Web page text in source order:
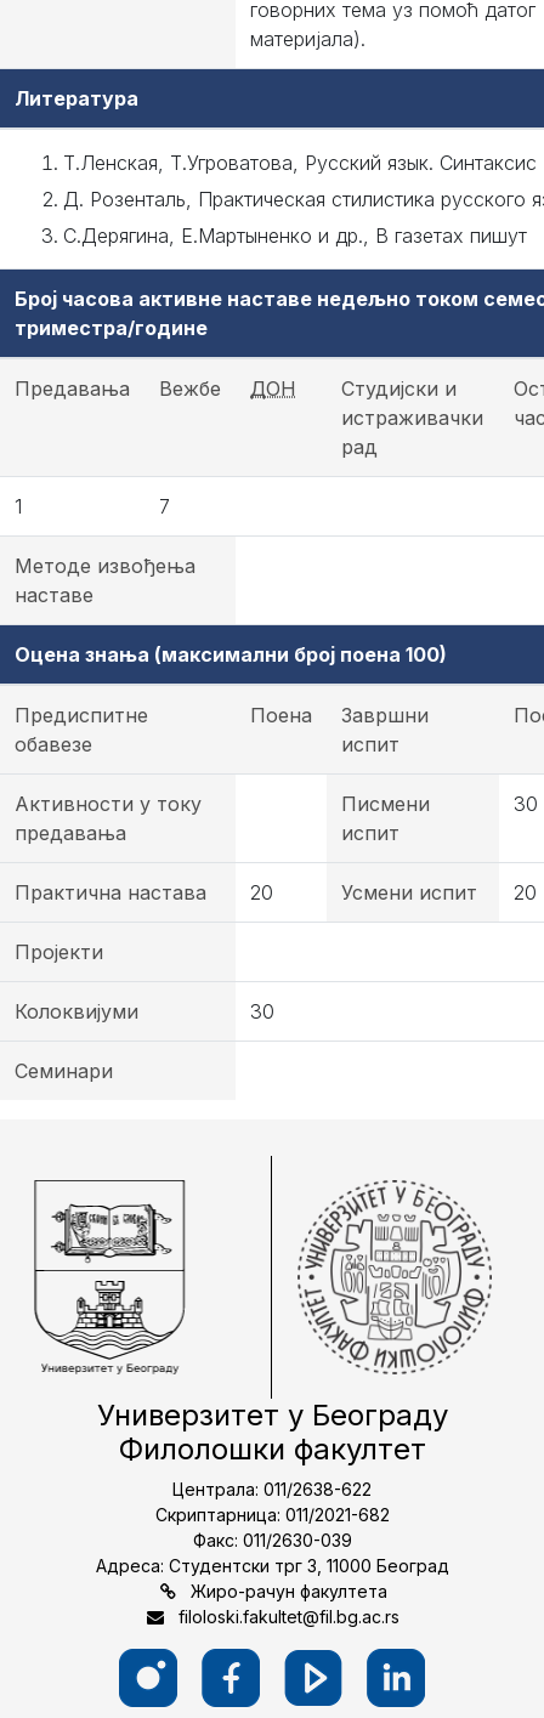
говорних тема уз помоћ датог
материјала).
Литература
Т.Ленская, Т.Угроватова, Русский язык. Синтаксис
Д. Розенталь, Практическая стилистика русского
С.Дерягина, Е.Мартыненко и др., В газетах пишут
Број часова активне наставе недељно током
триместра/године
Предавања Вежбе ДОН
Студијски и
истраживачки
рад
1 7
Методе извођења
наставе
Оцена знања (максимални број поена 100)
Предиспитне
обавезе
Поена
Завршни
испит
Активности у току
предавања
Писмени
испит
30
Практична настава 20 Усмени испит 20
Пројекти
Колоквијуми 30
Семинари
Универзитет у Београду
Филолошки факултет
Централа: 011/2638-622
Скриптарница: 011/2021-682
Факс: 011/2630-039
Адреса: Студентски трг 3, 11000 Београд
Жиро-рачун факултета
filoloski.fakultet@fil.bg.ac.rs